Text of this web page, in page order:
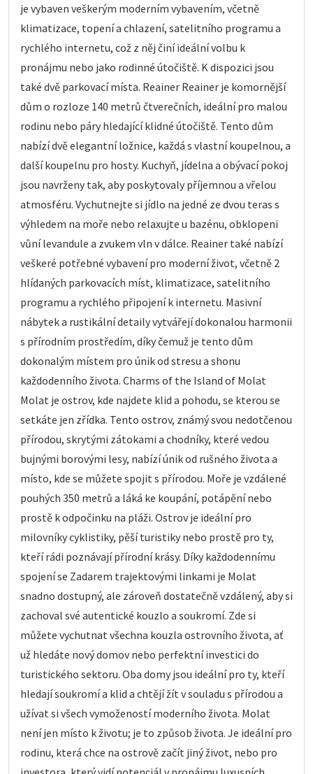
je vybaven veškerým moderním vybavením, včetně
klimatizace, topení a chlazení, satelitního programu a
rychlého internetu, což z něj činí ideální volbu k
pronájmu nebo jako rodinné útočiště. K dispozici jsou
také dvě parkovací místa. Reainer Reainer je komornější
dům o rozloze 140 metrů čtverečních, ideální pro malou
rodinu nebo páry hledající klidné útočiště. Tento dům
nabízí dvě elegantní ložnice, každá s vlastní koupelnou, a
další koupelnu pro hosty. Kuchyň, jídelna a obývací pokoj
jsou navrženy tak, aby poskytovaly příjemnou a vřelou
atmosféru. Vychutnejte si jídlo na jedné ze dvou teras s
výhledem na moře nebo relaxujte u bazénu, obklopeni
vůní levandule a zvukem vln v dálce. Reainer také nabízí
veškeré potřebné vybavení pro moderní život, včetně 2
hlídaných parkovacích míst, klimatizace, satelitního
programu a rychlého připojení k internetu. Masivní
nábytek a rustikální detaily vytvářejí dokonalou harmonii
s přírodním prostředím, díky čemuž je tento dům
dokonalým místem pro únik od stresu a shonu
každodenního života. Charms of the Island of Molat
Molat je ostrov, kde najdete klid a pohodu, se kterou se
setkáte jen zřídka. Tento ostrov, známý svou nedotčenou
přírodou, skrytými zátokami a chodníky, které vedou
bujnými borovými lesy, nabízí únik od rušného života a
místo, kde se můžete spojit s přírodou. Moře je vzdálené
pouhých 350 metrů a láká ke koupání, potápění nebo
prostě k odpočinku na pláži. Ostrov je ideální pro
milovníky cyklistiky, pěší turistiky nebo prostě pro ty,
kteří rádi poznávají přírodní krásy. Díky každodennímu
spojení se Zadarem trajektovými linkami je Molat
snadno dostupný, ale zároveň dostatečně vzdálený, aby si
zachoval své autentické kouzlo a soukromí. Zde si
můžete vychutnat všechna kouzla ostrovního života, ať
už hledáte nový domov nebo perfektní investici do
turistického sektoru. Oba domy jsou ideální pro ty, kteří
hledají soukromí a klid a chtějí žít v souladu s přírodou a
užívat si všech vymožeností moderního života. Molat
není jen místo k životu; je to způsob života. Je ideální pro
rodinu, která chce na ostrově začít jiný život, nebo pro